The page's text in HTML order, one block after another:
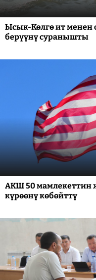
Ысык-Көлгө ит менен
берүүнү суранышты
АКШ 50 мамлекеттин
күрөөнү көбөйттү